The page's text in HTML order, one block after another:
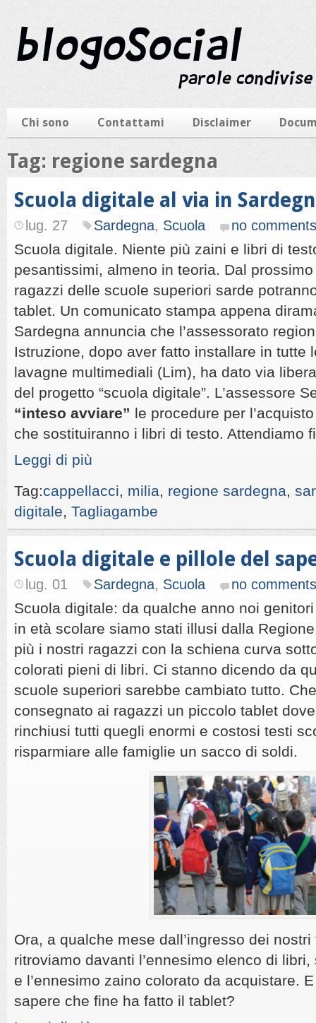
Chi sono Contattami Disclaimer
Tag: regione sardegna
Scuola digitale al via in
lug. 27 Sardegna, Scuola no comments
Scuola digitale. Niente più zaini e libri di
pesantissimi, almeno in teoria. Dal
ragazzi delle scuole superiori sarde
tablet. Un comunicato stampa appena
Sardegna annuncia che l’assessorato
Istruzione, dopo aver fatto installare in tutte
lavagne multimediali (Lim), ha dato via
del progetto “scuola digitale”. L’assessore
“inteso avviare” le procedure per
che sostituiranno i libri di testo. Attendiamo
Leggi di più
Tag:cappellacci, milia, regione sardegna,
digitale, Tagliagambe
Scuola digitale e pillole del
lug. 01 Sardegna, Scuola no comments
Scuola digitale: da qualche anno noi
in età scolare siamo stati illusi dalla
più i nostri ragazzi con la schiena curva
colorati pieni di libri. Ci stanno dicendo da
scuole superiori sarebbe cambiato tutto.
consegnato ai ragazzi un piccolo tablet
rinchiusi tutti quegli enormi e costosi testi
risparmiare alle famiglie un sacco di soldi.
Ora, a qualche mese dall’ingresso dei
ritroviamo davanti l’ennesimo elenco di
e l’ennesimo zaino colorato da acquistare.
sapere che fine ha fatto il tablet?